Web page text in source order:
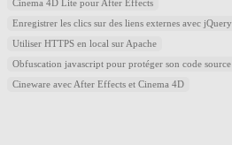
Cinema 4D Lite pour After Effects
Enregistrer les clics sur des liens externes avec jQuery
Utiliser HTTPS en local sur Apache
Obfuscation javascript pour protéger son code source
Cineware avec After Effects et Cinema 4D